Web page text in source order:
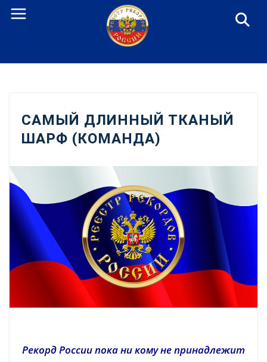
Перейти
САМЫЙ ДЛИННЫЙ ТКАНЫЙ
ШАРФ (КОМАНДА)
Рекорд России пока ни кому не принадлежит